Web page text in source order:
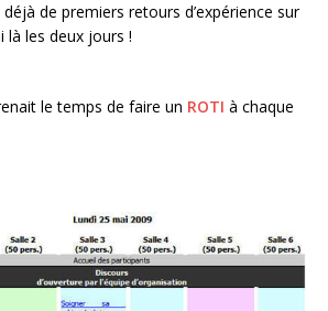
déjà de premiers retours d’expérience sur
là les deux jours !
le temps de faire un ROTI à chaque